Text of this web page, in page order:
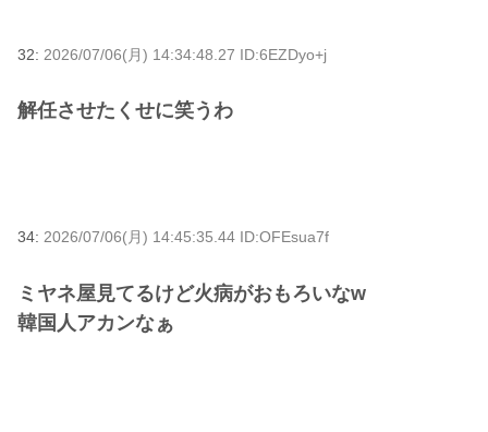
32: 2026/07/06(月) 14:34:48.27 ID:6EZDyo+j
解任させたくせに笑うわ
34: 2026/07/06(月) 14:45:35.44 ID:OFEsua7f
ミヤネ屋見てるけど火病がおもろいなw
韓国人アカンなぁ